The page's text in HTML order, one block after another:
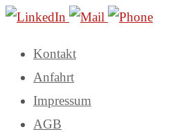
Kontakt
Anfahrt
Impressum
AGB